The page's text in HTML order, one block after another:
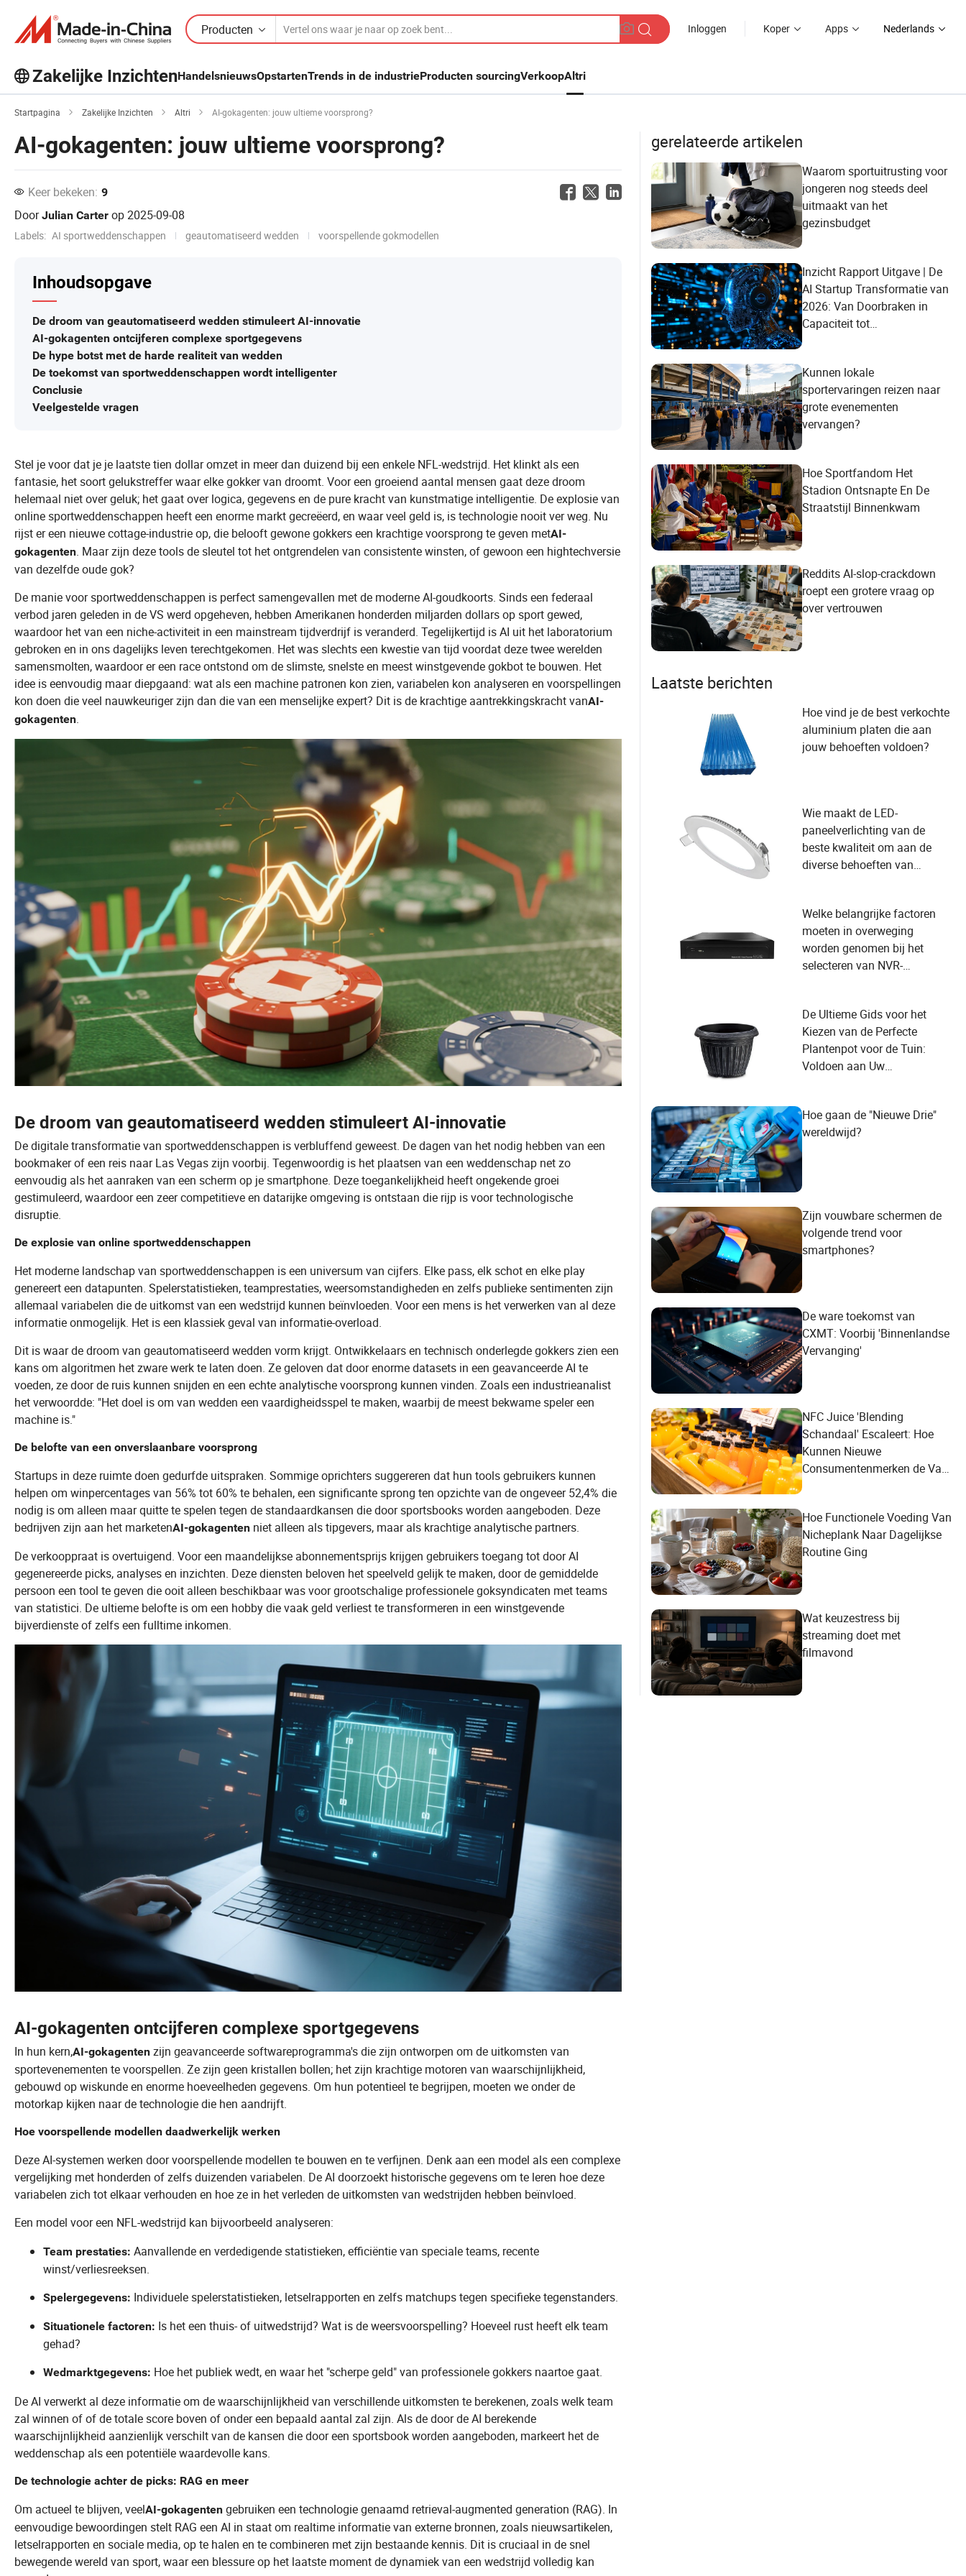
Producten Inloggen Koper Apps Nederlands
Zakelijke InzichtenHandelsnieuwsOpstartenTrends in de industrieProducten sourcingVerkoopAltri
Ontdek meer populaire artikelen op
Meer bekijken
Startpagina Zakelijke Inzichten Altri AI-gokagenten: jouw ultieme voorsprong?
AI-gokagenten: jouw ultieme voorsprong?
Keer bekeken: 9
DoorJulian Carter op2025-09-08
Labels: AI sportweddenschappen geautomatiseerd wedden voorspellende gokmodellen
Inhoudsopgave
De droom van geautomatiseerd wedden stimuleert AI-innovatie
AI-gokagenten ontcijferen complexe sportgegevens
De hype botst met de harde realiteit van wedden
De toekomst van sportweddenschappen wordt intelligenter
Conclusie
Veelgestelde vragen
Stel je voor dat je je laatste tien dollar omzet in meer dan duizend bij een enkele NFL-wedstrijd. Het klinkt als een
fantasie, het soort gelukstreffer waar elke gokker van droomt. Voor een groeiend aantal mensen gaat deze droom
helemaal niet over geluk; het gaat over logica, gegevens en de pure kracht van kunstmatige intelligentie. De explosie van
online sportweddenschappen heeft een enorme markt gecreëerd, en waar veel geld is, is technologie nooit ver weg. Nu
rijst er een nieuwe cottage-industrie op, die belooft gewone gokkers een krachtige voorsprong te geven metAI-
gokagenten. Maar zijn deze tools de sleutel tot het ontgrendelen van consistente winsten, of gewoon een hightechversie
van dezelfde oude gok?
De manie voor sportweddenschappen is perfect samengevallen met de moderne AI-goudkoorts. Sinds een federaal
verbod jaren geleden in de VS werd opgeheven, hebben Amerikanen honderden miljarden dollars op sport gewed,
waardoor het van een niche-activiteit in een mainstream tijdverdrijf is veranderd. Tegelijkertijd is AI uit het laboratorium
gebroken en in ons dagelijks leven terechtgekomen. Het was slechts een kwestie van tijd voordat deze twee werelden
samensmolten, waardoor er een race ontstond om de slimste, snelste en meest winstgevende gokbot te bouwen. Het
idee is eenvoudig maar diepgaand: wat als een machine patronen kon zien, variabelen kon analyseren en voorspellingen
kon doen die veel nauwkeuriger zijn dan die van een menselijke expert? Dit is de krachtige aantrekkingskracht vanAI-
gokagenten.
De droom van geautomatiseerd wedden stimuleert AI-innovatie
De digitale transformatie van sportweddenschappen is verbluffend geweest. De dagen van het nodig hebben van een
bookmaker of een reis naar Las Vegas zijn voorbij. Tegenwoordig is het plaatsen van een weddenschap net zo
eenvoudig als het aanraken van een scherm op je smartphone. Deze toegankelijkheid heeft ongekende groei
gestimuleerd, waardoor een zeer competitieve en datarijke omgeving is ontstaan die rijp is voor technologische
disruptie.
De explosie van online sportweddenschappen
Het moderne landschap van sportweddenschappen is een universum van cijfers. Elke pass, elk schot en elke play
genereert een datapunten. Spelerstatistieken, teamprestaties, weersomstandigheden en zelfs publieke sentimenten zijn
allemaal variabelen die de uitkomst van een wedstrijd kunnen beïnvloeden. Voor een mens is het verwerken van al deze
informatie onmogelijk. Het is een klassiek geval van informatie-overload.
Dit is waar de droom van geautomatiseerd wedden vorm krijgt. Ontwikkelaars en technisch onderlegde gokkers zien een
kans om algoritmen het zware werk te laten doen. Ze geloven dat door enorme datasets in een geavanceerde AI te
voeden, ze door de ruis kunnen snijden en een echte analytische voorsprong kunnen vinden. Zoals een industrieanalist
het verwoordde: "Het doel is om van wedden een vaardigheidsspel te maken, waarbij de meest bekwame speler een
machine is."
De belofte van een onverslaanbare voorsprong
Startups in deze ruimte doen gedurfde uitspraken. Sommige oprichters suggereren dat hun tools gebruikers kunnen
helpen om winpercentages van 56% tot 60% te behalen, een significante sprong ten opzichte van de ongeveer 52,4% die
nodig is om alleen maar quitte te spelen tegen de standaardkansen die door sportsbooks worden aangeboden. Deze
bedrijven zijn aan het marketenAI-gokagenten niet alleen als tipgevers, maar als krachtige analytische partners.
De verkooppraat is overtuigend. Voor een maandelijkse abonnementsprijs krijgen gebruikers toegang tot door AI
gegenereerde picks, analyses en inzichten. Deze diensten beloven het speelveld gelijk te maken, door de gemiddelde
persoon een tool te geven die ooit alleen beschikbaar was voor grootschalige professionele goksyndicaten met teams
van statistici. De ultieme belofte is om een hobby die vaak geld verliest te transformeren in een winstgevende
bijverdienste of zelfs een fulltime inkomen.
AI-gokagenten ontcijferen complexe sportgegevens
In hun kern,AI-gokagenten zijn geavanceerde softwareprogramma's die zijn ontworpen om de uitkomsten van
sportevenementen te voorspellen. Ze zijn geen kristallen bollen; het zijn krachtige motoren van waarschijnlijkheid,
gebouwd op wiskunde en enorme hoeveelheden gegevens. Om hun potentieel te begrijpen, moeten we onder de
motorkap kijken naar de technologie die hen aandrijft.
Hoe voorspellende modellen daadwerkelijk werken
Deze AI-systemen werken door voorspellende modellen te bouwen en te verfijnen. Denk aan een model als een complexe
vergelijking met honderden of zelfs duizenden variabelen. De AI doorzoekt historische gegevens om te leren hoe deze
variabelen zich tot elkaar verhouden en hoe ze in het verleden de uitkomsten van wedstrijden hebben beïnvloed.
Een model voor een NFL-wedstrijd kan bijvoorbeeld analyseren:
Team prestaties: Aanvallende en verdedigende statistieken, efficiëntie van speciale teams, recente
winst/verliesreeksen.
Spelergegevens: Individuele spelerstatistieken, letselrapporten en zelfs matchups tegen specifieke tegenstanders.
Situationele factoren: Is het een thuis- of uitwedstrijd? Wat is de weersvoorspelling? Hoeveel rust heeft elk team
gehad?
Wedmarktgegevens: Hoe het publiek wedt, en waar het "scherpe geld" van professionele gokkers naartoe gaat.
De AI verwerkt al deze informatie om de waarschijnlijkheid van verschillende uitkomsten te berekenen, zoals welk team
zal winnen of of de totale score boven of onder een bepaald aantal zal zijn. Als de door de AI berekende
waarschijnlijkheid aanzienlijk verschilt van de kansen die door een sportsbook worden aangeboden, markeert het de
weddenschap als een potentiële waardevolle kans.
De technologie achter de picks: RAG en meer
Om actueel te blijven, veelAI-gokagenten gebruiken een technologie genaamd retrieval-augmented generation (RAG). In
eenvoudige bewoordingen stelt RAG een AI in staat om realtime informatie van externe bronnen, zoals nieuwsartikelen,
letselrapporten en sociale media, op te halen en te combineren met zijn bestaande kennis. Dit is cruciaal in de snel
bewegende wereld van sport, waar een blessure op het laatste moment de dynamiek van een wedstrijd volledig kan
gerelateerde artikelen
Waarom sportuitrusting voor
jongeren nog steeds deel
uitmaakt van het
gezinsbudget
Inzicht Rapport Uitgave | De
AI Startup Transformatie van
2026: Van Doorbraken in
Capaciteit tot
Kunnen lokale
sportervaringen reizen naar
grote evenementen
vervangen?
Hoe Sportfandom Het
Stadion Ontsnapte En De
Straatstijl Binnenkwam
Reddits AI-slop-crackdown
roept een grotere vraag op
over vertrouwen
Laatste berichten
Hoe vind je de best verkochte
aluminium platen die aan
jouw behoeften voldoen?
Wie maakt de LED-
paneelverlichting van de
beste kwaliteit om aan de
diverse behoeften van
Welke belangrijke factoren
moeten in overweging
worden genomen bij het
selecteren van NVR-
voldoen?
De Ultieme Gids voor het
Kiezen van de Perfecte
Plantenpot voor de Tuin:
Voldoen aan Uw
Hoe gaan de "Nieuwe Drie"
wereldwijd?
Zijn vouwbare schermen de
volgende trend voor
smartphones?
De ware toekomst van
CXMT: Voorbij 'Binnenlandse
Vervanging'
NFC Juice 'Blending
Schandaal' Escaleert: Hoe
Kunnen Nieuwe
Consumentenmerken de Val
Hoe Functionele Voeding Van
Nicheplank Naar Dagelijkse
Routine Ging
Wat keuzestress bij
streaming doet met
filmavond